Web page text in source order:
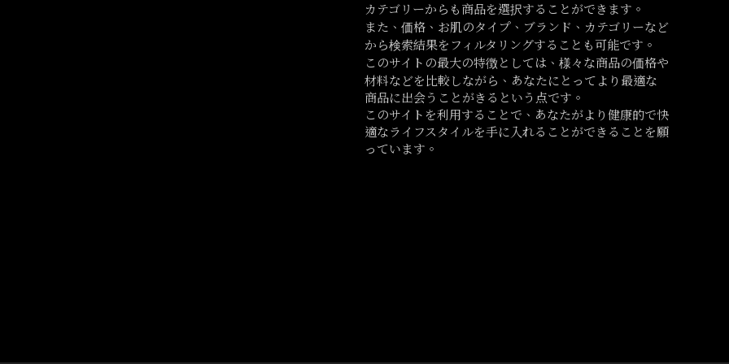
カテゴリーからも商品を選択することができます。
また、価格、お肌のタイプ、ブランド、カテゴリーなど
から検索結果をフィルタリングすることも可能です。
このサイトの最大の特徴としては、様々な商品の価格や
材料などを比較しながら、あなたにとってより最適な
商品に出会うことがきるという点です。
このサイトを利用することで、あなたがより健康的で快
適なライフスタイルを手に入れることができることを願
っています。